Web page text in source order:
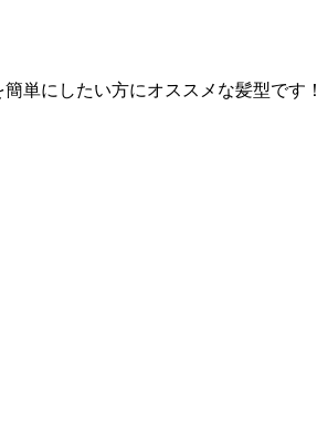
単にしたい方にオススメな髪型です！